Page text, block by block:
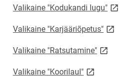
Valikaine "Kodukandi lugu"link
Valikaine "Karjääriõpetus"link
Valikaine "Ratsutamine"link
Valikaine "Koorilaul"link opens